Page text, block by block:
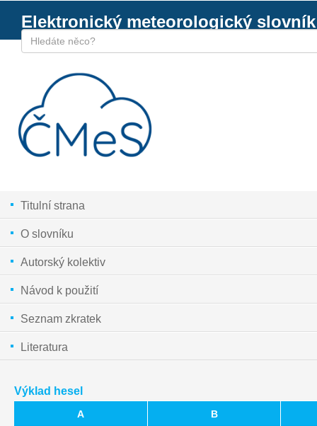
Elektronický meteorologický slovník
Titulní strana
O slovníku
Autorský kolektiv
Návod k použití
Seznam zkratek
Literatura
Výklad hesel
A B